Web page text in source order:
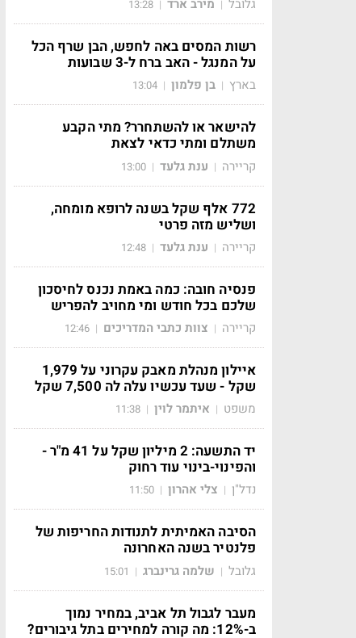
גלובל | מירב ארד |
13:28
רשות המסים באה לחפש, הבן שרף הכל
על המנגל - האב ברח ל-3 שבועות
בארץ | בן פלמון |
13:04
להישאר או להשתחרר? מתי הקבע
משתלם ומתי כדאי לצאת
קריירה | ענת גלעד |
13:00
772 אלף שקל בשנה לרופא מומחה,
ושליש מזה פרטי
קריירה | ענת גלעד |
12:48
פנסיה חובה: כמה באמת נכנס לחיסכון
שלכם בכל חודש ומי מחויב להפריש
קריירה | צוות כתבי המדריכים |
12:46
איילון מנהלת מאבק עקרוני על 1,979
שקל - שעד עכשיו עלה לה 7,500 שקל
משפט | איתמר לוין |
11:38
יד התשעה: 2 מיליון שקל על 41 מ"ר -
והפינוי-בינוי עוד רחוק
נדל"ן | צלי אהרון |
11:50
הסיבה האמיתית לתנודות החריפות של
פלנטיר בשנה האחרונה
גלובל | שלמה גרינברג |
15:01
מעבר לגבול תל אביב, במחיר נמוך
ב-12%: מה קורה למחירים בתל גיבורים?